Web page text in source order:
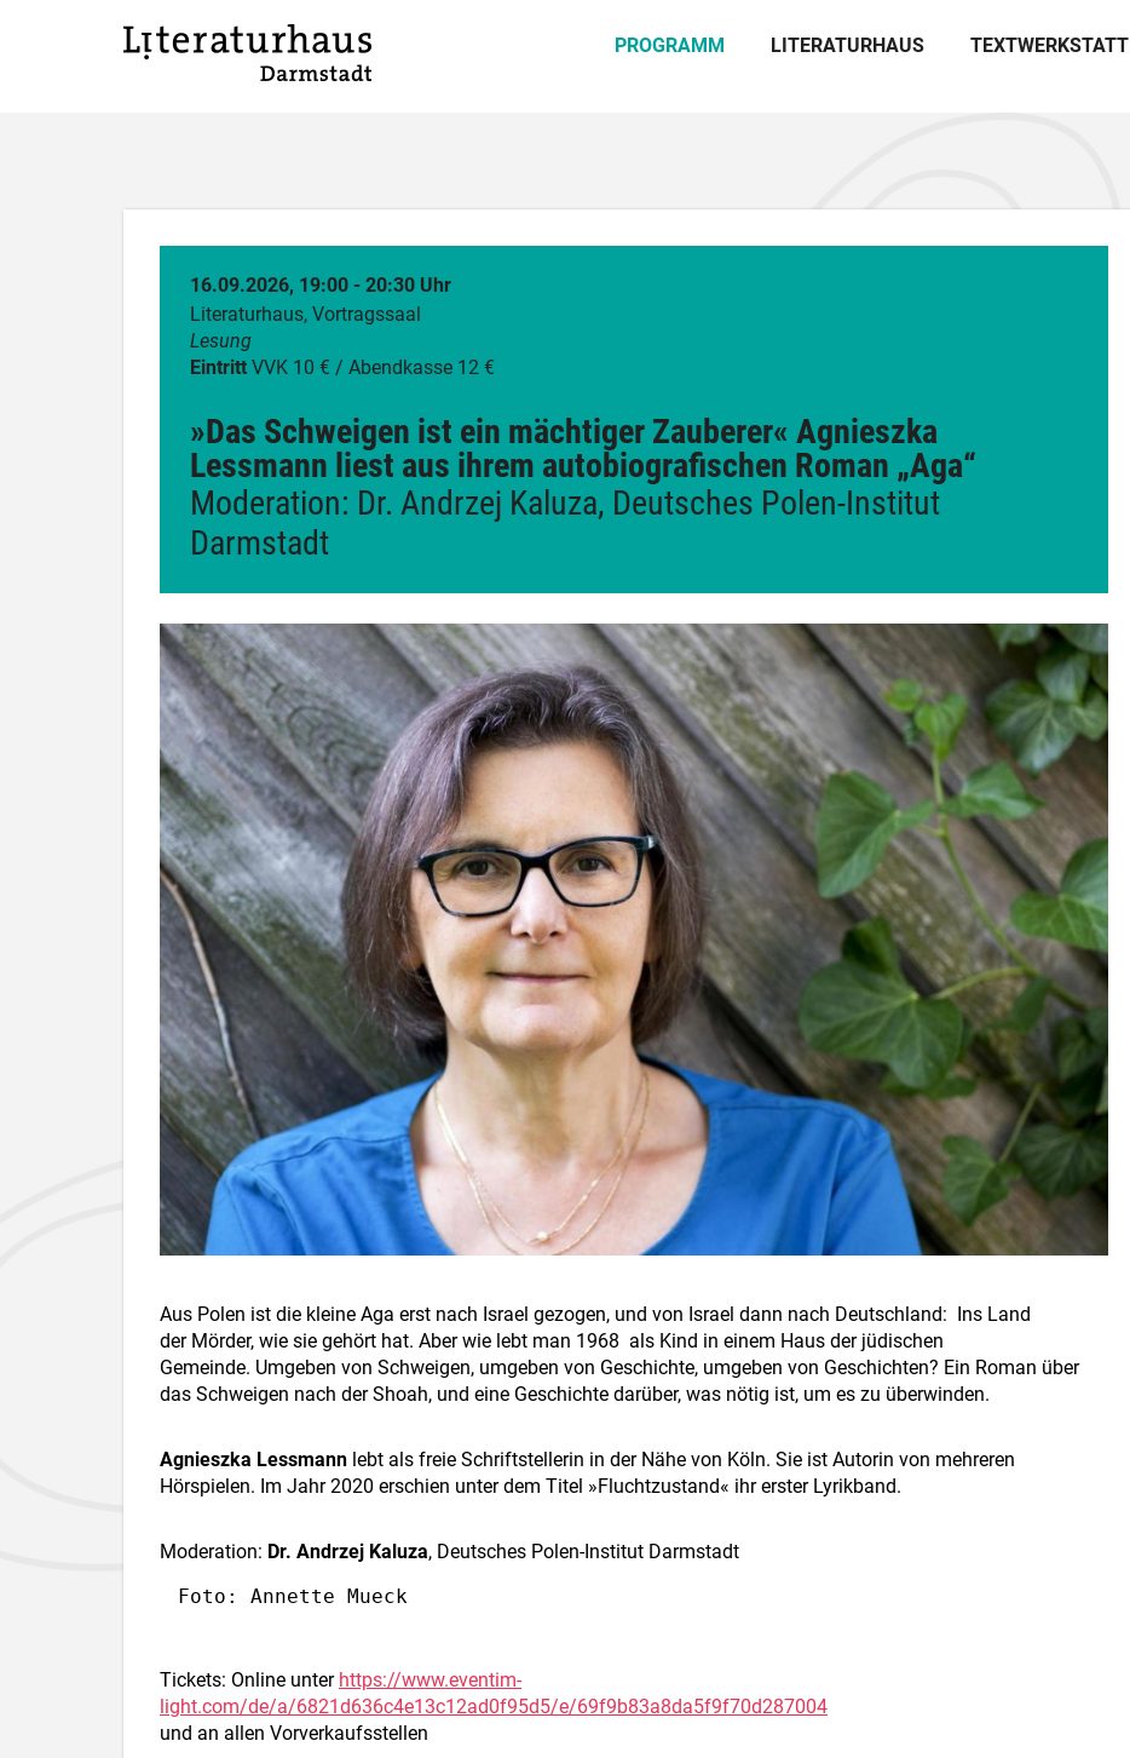
PROGRAMM LITERATURHAUS TEXTWERKSTATT
16.09.2026, 19:00 - 20:30 Uhr
Literaturhaus, Vortragssaal
Lesung
Eintritt VVK 10 € / Abendkasse 12 €
»Das Schweigen ist ein mächtiger Zauberer« Agnieszka
Lessmann liest aus ihrem autobiografischen Roman „Aga“
Moderation: Dr. Andrzej Kaluza, Deutsches Polen-Institut
Darmstadt
Aus Polen ist die kleine Aga erst nach Israel gezogen, und von Israel dann nach Deutschland: Ins Land
der Mörder, wie sie gehört hat. Aber wie lebt man 1968 als Kind in einem Haus der jüdischen
Gemeinde. Umgeben von Schweigen, umgeben von Geschichte, umgeben von Geschichten? Ein Roman über
das Schweigen nach der Shoah, und eine Geschichte darüber, was nötig ist, um es zu überwinden.
Agnieszka Lessmann lebt als freie Schriftstellerin in der Nähe von Köln. Sie ist Autorin von mehreren
Hörspielen. Im Jahr 2020 erschien unter dem Titel »Fluchtzustand« ihr erster Lyrikband.
Moderation: Dr. Andrzej Kaluza, Deutsches Polen-Institut Darmstadt
Foto: Annette Mueck
Tickets: Online unter https://www.eventim-
light.com/de/a/6821d636c4e13c12ad0f95d5/e/69f9b83a8da5f9f70d287004
und an allen Vorverkaufsstellen